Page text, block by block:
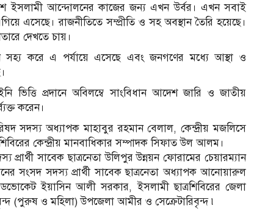
ইসলামী আন্দোলনের কাজের জন্য এখন উর্বর। এখন সবাই
এসেছে। রাজনীতিতে সম্প্রীতি ও সহ অবস্থান তৈরি হয়েছে।
দেখতে চায়।
সহ্য করে এ পর্যায়ে এসেছে এবং জনগণের মধ্যে আস্থা ও
প্রদানে অবিলম্বে সাংবিধান আদেশ জারি ও জাতীয়
করেন।
সদস্য অধ্যাপক মাহাবুর রহমান বেলাল, কেন্দ্রীয় মজলিসে
কেন্দ্রীয় মানবাধিকার সম্পাদক সিফাত উল আলম।
সাবেক ছাত্রনেতা উলিপুর উন্নয়ন ফোরামের চেয়ারম্যান
সংসদ সদস্য প্রার্থী সাবেক ছাত্রনেতা অধ্যাপক আনোয়ারুল
ইয়াসিন আলী সরকার, ইসলামী ছাত্রশিবিরের জেলা
(পুরুষ ও মহিলা) উপজেলা আমীর ও সেক্রেটারিবৃন্দ ৷